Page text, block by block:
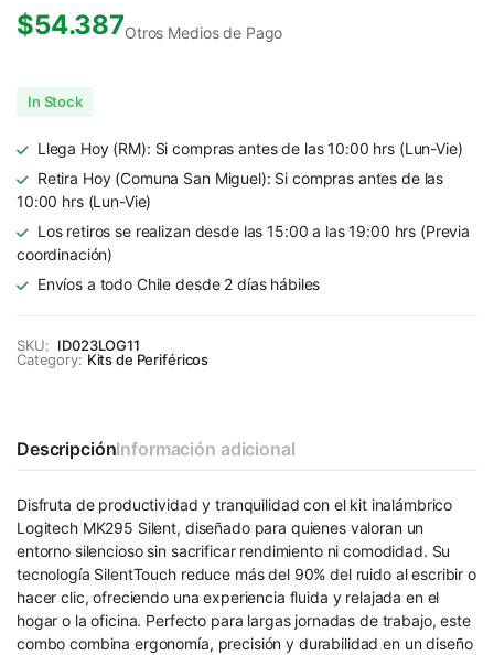
$54.387Otros Medios de Pago
In Stock
Llega Hoy (RM): Si compras antes de las 10:00 hrs (Lun-Vie)
Retira Hoy (Comuna San Miguel): Si compras antes de las
10:00 hrs (Lun-Vie)
Los retiros se realizan desde las 15:00 a las 19:00 hrs (Previa
coordinación)
Envíos a todo Chile desde 2 días hábiles
SKU: ID023LOG11
Category: Kits de Periféricos
DescripciónInformación adicional
Disfruta de productividad y tranquilidad con el kit inalámbrico
Logitech MK295 Silent, diseñado para quienes valoran un
entorno silencioso sin sacrificar rendimiento ni comodidad. Su
tecnología SilentTouch reduce más del 90% del ruido al escribir o
hacer clic, ofreciendo una experiencia fluida y relajada en el
hogar o la oficina. Perfecto para largas jornadas de trabajo, este
combo combina ergonomía, precisión y durabilidad en un diseño